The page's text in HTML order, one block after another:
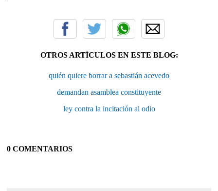
OTROS ARTÍCULOS EN ESTE BLOG:
quién quiere borrar a sebastián acevedo
demandan asamblea constituyente
ley contra la incitación al odio
0 COMENTARIOS